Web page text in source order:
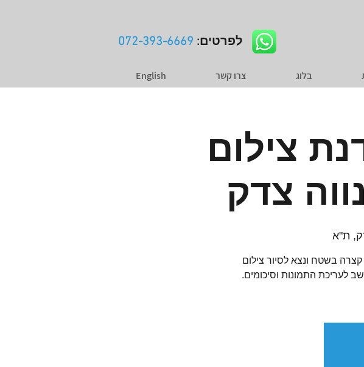
לפרטים: 072-393-6669
English צרו קשר בלוג
צילום
צדק
ת"א
עם ההדרכה קצרה בשטח ונצא לסיור צילום
לעריכת התמונות וסיכומים.